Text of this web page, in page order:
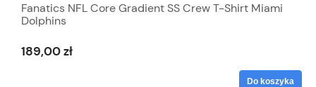
Fanatics NFL Core Gradient SS Crew T-Shirt Miami
Dolphins
189,00 zł
Do koszyka